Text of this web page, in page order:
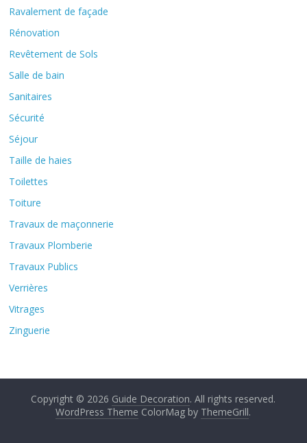
Ravalement de façade
Rénovation
Revêtement de Sols
Salle de bain
Sanitaires
Sécurité
Séjour
Taille de haies
Toilettes
Toiture
Travaux de maçonnerie
Travaux Plomberie
Travaux Publics
Verrières
Vitrages
Zinguerie
Copyright © 2026 Guide Decoration. All rights reserved.
WordPress Theme ColorMag by ThemeGrill.